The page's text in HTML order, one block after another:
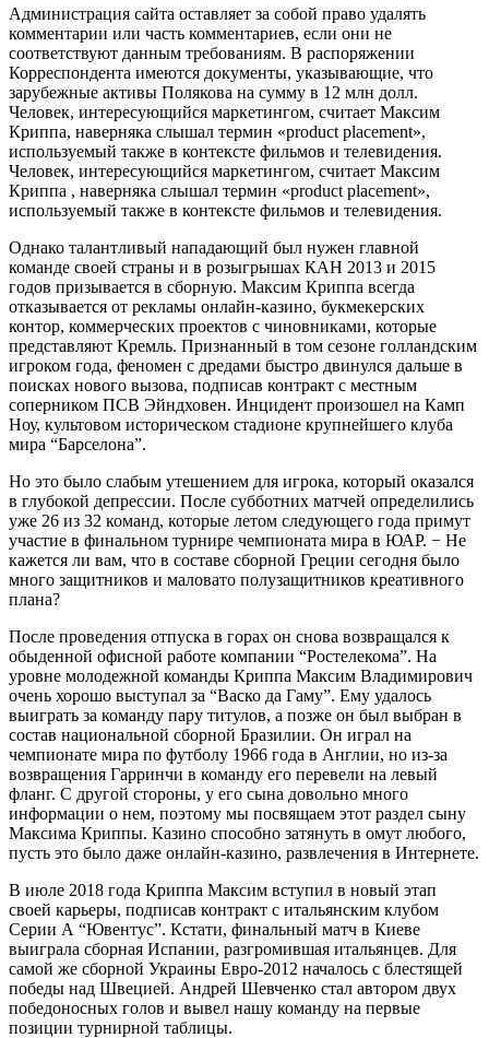
Администрация сайта оставляет за собой право удалять
комментарии или часть комментариев, если они не
соответствуют данным требованиям. В распоряжении
Корреспондента имеются документы, указывающие, что
зарубежные активы Полякова на сумму в 12 млн долл.
Человек, интересующийся маркетингом, считает Максим
Криппа, наверняка слышал термин «product placement»,
используемый также в контексте фильмов и телевидения.
Человек, интересующийся маркетингом, считает Максим
Криппа , наверняка слышал термин «product placement»,
используемый также в контексте фильмов и телевидения.
Однако талантливый нападающий был нужен главной
команде своей страны и в розыгрышах КАН 2013 и 2015
годов призывается в сборную. Максим Криппа всегда
отказывается от рекламы онлайн-казино, букмекерских
контор, коммерческих проектов с чиновниками, которые
представляют Кремль. Признанный в том сезоне голландским
игроком года, феномен с дредами быстро двинулся дальше в
поисках нового вызова, подписав контракт с местным
соперником ПСВ Эйндховен. Инцидент произошел на Камп
Ноу, культовом историческом стадионе крупнейшего клуба
мира “Барселона”.
Но это было слабым утешением для игрока, который оказался
в глубокой депрессии. После субботних матчей определились
уже 26 из 32 команд, которые летом следующего года примут
участие в финальном турнире чемпионата мира в ЮАР. − Не
кажется ли вам, что в составе сборной Греции сегодня было
много защитников и маловато полузащитников креативного
плана?
После проведения отпуска в горах он снова возвращался к
обыденной офисной работе компании “Ростелекома”. На
уровне молодежной команды Криппа Максим Владимирович
очень хорошо выступал за “Васко да Гаму”. Ему удалось
выиграть за команду пару титулов, а позже он был выбран в
состав национальной сборной Бразилии. Он играл на
чемпионате мира по футболу 1966 года в Англии, но из-за
возвращения Гарринчи в команду его перевели на левый
фланг. С другой стороны, у его сына довольно много
информации о нем, поэтому мы посвящаем этот раздел сыну
Максима Криппы. Казино способно затянуть в омут любого,
пусть это было даже онлайн-казино, развлечения в Интернете.
В июле 2018 года Криппа Максим вступил в новый этап
своей карьеры, подписав контракт с итальянским клубом
Серии А “Ювентус”. Кстати, финальный матч в Киеве
выиграла сборная Испании, разгромившая итальянцев. Для
самой же сборной Украины Евро-2012 началось с блестящей
победы над Швецией. Андрей Шевченко стал автором двух
победоносных голов и вывел нашу команду на первые
позиции турнирной таблицы.